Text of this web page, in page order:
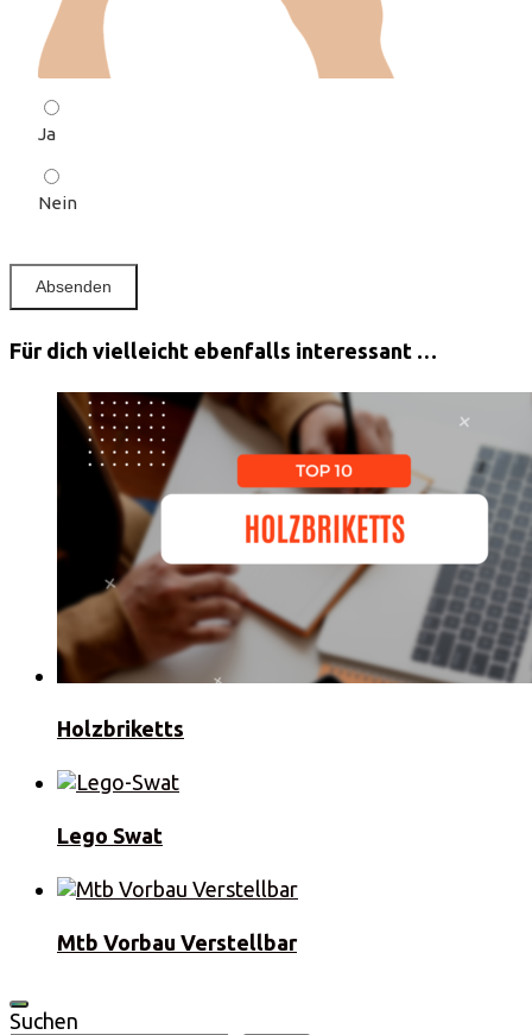
Ja
Nein
Für dich vielleicht ebenfalls interessant …
Holzbriketts
Lego Swat
Mtb Vorbau Verstellbar
Suchen